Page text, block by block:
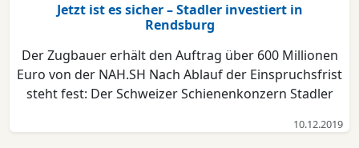
Jetzt ist es sicher – Stadler investiert in
Rendsburg
Der Zugbauer erhält den Auftrag über 600 Millionen
Euro von der NAH.SH Nach Ablauf der Einspruchsfrist
steht fest: Der Schweizer Schienenkonzern Stadler
für Schienenfahrzeuge investieren. Über einen
10.12.2019